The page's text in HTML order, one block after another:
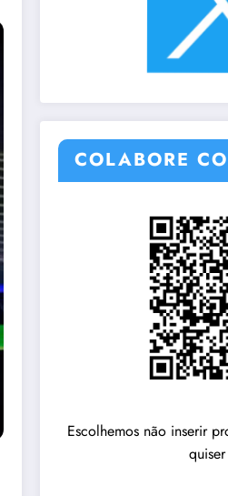
COLABORE
Escolhemos não inserir